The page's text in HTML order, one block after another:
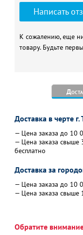
Написать
К сожалению, еще
товару. Будьте
Доставка в черте
— Цена заказа до 10
— Цена заказа свыше
бесплатно
Доставка за
— Цена заказа до 10
— Цена заказа свыше
Обратите